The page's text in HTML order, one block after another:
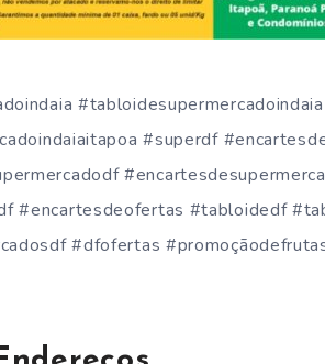
#tabloidesupermercadoindaia
#superdf
#encartesdeofertas #tabloidedf
#dfofertas